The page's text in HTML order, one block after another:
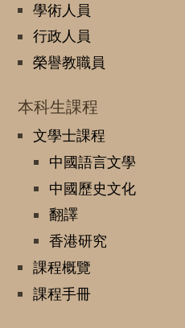
學術人員
行政人員
榮譽教職員
本科生課程
文學士課程
中國語言文學
中國歷史文化
翻譯
香港研究
課程概覽
課程手冊